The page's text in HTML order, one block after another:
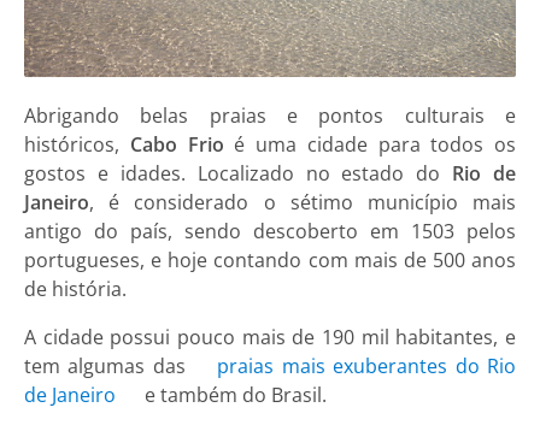
Abrigando belas praias e pontos culturais e
históricos, Cabo Frio é uma cidade para todos os
gostos e idades. Localizado no estado do Rio de
Janeiro, é considerado o sétimo município mais
antigo do país, sendo descoberto em 1503 pelos
portugueses, e hoje contando com mais de 500 anos
de história.
A cidade possui pouco mais de 190 mil habitantes, e
tem algumas das
praias mais exuberantes do Rio
de Janeiro
e também do Brasil.